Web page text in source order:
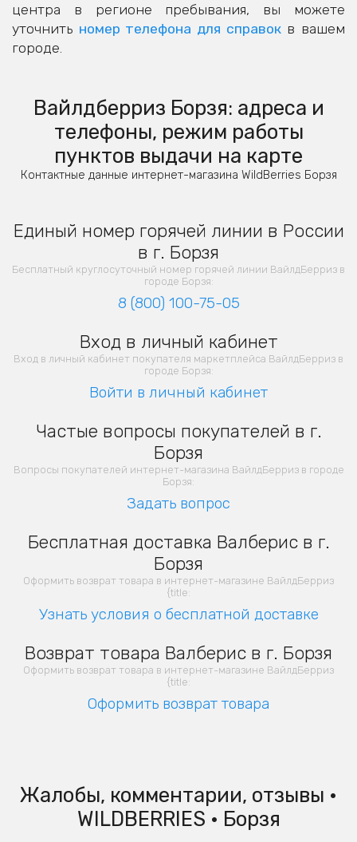
центра в регионе пребывания, вы можете
уточнить номер телефона для справокв вашем
городе.
Вайлдберриз Борзя: адреса и
телефоны, режим работы
пунктов выдачи на карте
Контактные данные интернет-магазина WildBerries Борзя
Единый номер горячей линии в России
в г. Борзя
Бесплатный круглосуточный номер горячей линии ВайлдБерриз в
городе Борзя:
8 (800) 100-75-05
Вход в личный кабинет
Вход в личный кабинет покупателя маркетплейса ВайлдБерриз в
городе Борзя:
Войти в личный кабинет
Частые вопросы покупателей в г.
Борзя
Вопросы покупателей интернет-магазина ВайлдБерриз в городе
Борзя:
Задать вопрос
Бесплатная доставка Валберис в г.
Борзя
Оформить возврат товара в интернет-магазине ВайлдБерриз
{title:
Узнать условия о бесплатной доставке
Возврат товара Валберис в г. Борзя
Оформить возврат товара в интернет-магазине ВайлдБерриз
{title:
Оформить возврат товара
Жалобы, комментарии, отзывы •
WILDBERRIES • Борзя